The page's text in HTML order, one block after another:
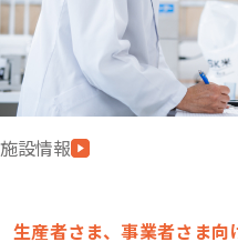
施設情報
生産者さま、事業者さま向